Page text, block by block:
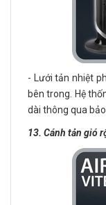
- Lưới tản nhiệt
bên trong. Hệ
dài thông qua
13. Cánh tản gió